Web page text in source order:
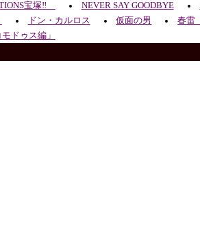
宝塚‼ NEVER SAY GOODBYE
ドン・カルロス 仮面の男
春
ドゥス編」